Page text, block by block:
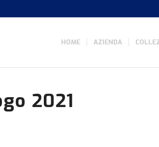
HOME AZIENDA
2021